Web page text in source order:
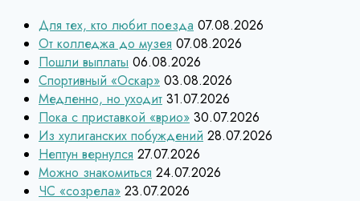
Для тех, кто любит поезда 07.08.2026
От колледжа до музея 07.08.2026
Пошли выплаты 06.08.2026
Спортивный «Оскар» 03.08.2026
Медленно, но уходит 31.07.2026
Пока с приставкой «врио» 30.07.2026
Из хулиганских побуждений 28.07.2026
Нептун вернулся 27.07.2026
Можно знакомиться 24.07.2026
ЧС «созрела» 23.07.2026